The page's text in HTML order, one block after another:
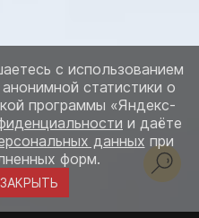
с использованием
статистики о
программы «Яндекс-
и даёте
данных при
форм.